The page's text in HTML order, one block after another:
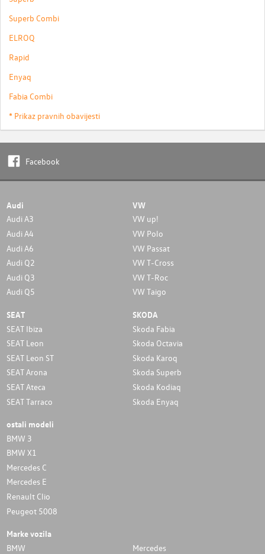
Superb Combi
ELROQ
Rapid
Enyaq
Fabia Combi
* Prikaz pravnih obavijesti
Facebook
Audi
Audi A3
Audi A4
Audi A6
Audi Q2
Audi Q3
Audi Q5
VW
VW up!
VW Polo
VW Passat
VW T-Cross
VW T-Roc
VW Taigo
SEAT
SEAT Ibiza
SEAT Leon
SEAT Leon ST
SEAT Arona
SEAT Ateca
SEAT Tarraco
SKODA
Skoda Fabia
Skoda Octavia
Skoda Karoq
Skoda Superb
Skoda Kodiaq
Skoda Enyaq
ostali modeli
BMW 3
BMW X1
Mercedes C
Mercedes E
Renault Clio
Peugeot 5008
Marke vozila
BMW
Mercedes